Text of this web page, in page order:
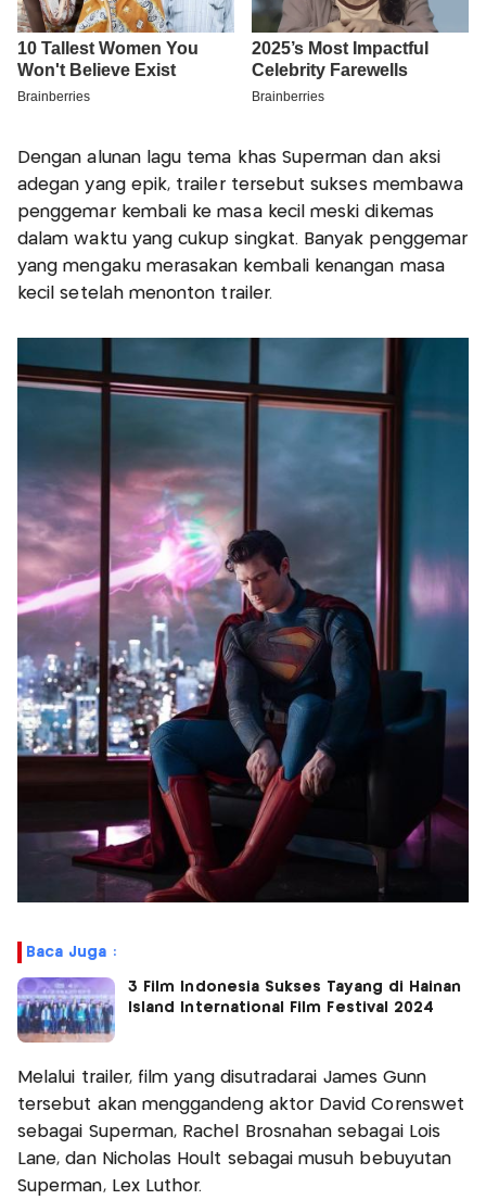
Dengan alunan lagu tema khas Superman dan aksi
adegan yang epik, trailer tersebut sukses membawa
penggemar kembali ke masa kecil meski dikemas
dalam waktu yang cukup singkat. Banyak penggemar
yang mengaku merasakan kembali kenangan masa
kecil setelah menonton trailer.
Baca Juga :
3 Film Indonesia Sukses Tayang di Hainan
Island International Film Festival 2024
Melalui trailer, film yang disutradarai James Gunn
tersebut akan menggandeng aktor David Corenswet
sebagai Superman, Rachel Brosnahan sebagai Lois
Lane, dan Nicholas Hoult sebagai musuh bebuyutan
Superman, Lex Luthor.